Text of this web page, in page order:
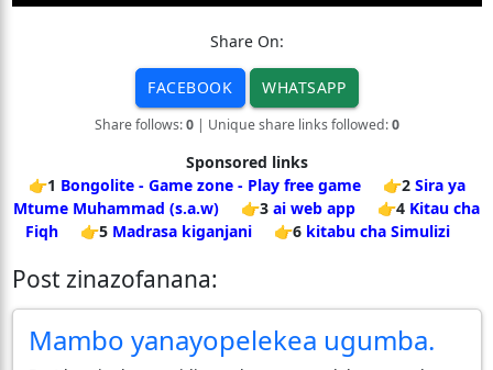
Share On:
FACEBOOK WHATSAPP
Share follows:0| Unique share links followed:0
Sponsored links
👉1 Bongolite - Game zone - Play free game 👉2 Sira ya
Mtume Muhammad (s.a.w)
👉3 ai web app 👉4 Kitau cha
Fiqh
👉5 Madrasa kiganjani 👉6 kitabu cha Simulizi
Post zinazofanana:
Mambo yanayopelekea ugumba.